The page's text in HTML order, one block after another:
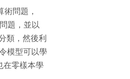
間
問題，
題，並以
類，然後利
模型可以學
在零樣本學